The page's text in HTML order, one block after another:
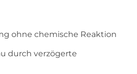
ohne chemische Reaktion
durch verzögerte